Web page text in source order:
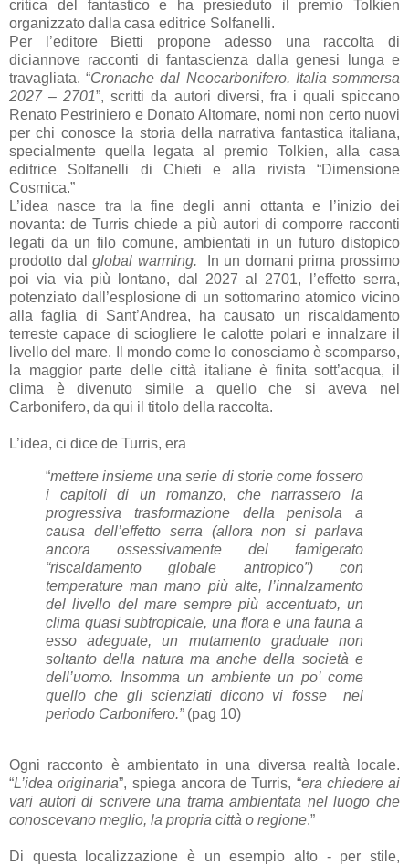
critica del fantastico e ha presieduto il premio Tolkien
organizzato dalla casa editrice Solfanelli.
Per l’editore Bietti propone adesso una raccolta di
diciannove racconti di fantascienza dalla genesi lunga e
travagliata. “Cronache dal Neocarbonifero. Italia sommersa
2027 – 2701”, scritti da autori diversi, fra i quali spiccano
Renato Pestriniero e Donato Altomare, nomi non certo nuovi
per chi conosce la storia della narrativa fantastica italiana,
specialmente quella legata al premio Tolkien, alla casa
editrice Solfanelli di Chieti e alla rivista “Dimensione
Cosmica.”
L’idea nasce tra la fine degli anni ottanta e l’inizio dei
novanta: de Turris chiede a più autori di comporre racconti
legati da un filo comune, ambientati in un futuro distopico
prodotto dalglobal warming.
In un domani prima prossimo
poi via via più lontano, dal 2027 al 2701, l’effetto serra,
potenziato dall’esplosione di un sottomarino atomico vicino
alla faglia di Sant’Andrea, ha causato un riscaldamento
terreste capace di sciogliere le calotte polari e innalzare il
livello del mare. Il mondo come lo conosciamo è scomparso,
la maggior parte delle città italiane è finita sott’acqua, il
clima è divenuto simile a quello che si aveva nel
Carbonifero, da qui il titolo della raccolta.
L’idea, ci dice de Turris, era
“mettere insieme una serie di storie come fossero
i capitoli di un romanzo, che narrassero la
progressiva trasformazione della penisola a
causa dell’effetto serra (allora non si parlava
ancora ossessivamente del famigerato
“riscaldamento globale antropico”) con
temperature man mano più alte, l’innalzamento
del livello del mare sempre più accentuato, un
clima quasi subtropicale, una flora e una fauna a
esso adeguate, un mutamento graduale non
soltanto della natura ma anche della società e
dell’uomo. Insomma un ambiente un po’ come
quello che gli scienziati dicono vi fosse nel
periodo Carbonifero.” (pag 10)
Ogni racconto è ambientato in una diversa realtà locale.
“L’idea originaria”, spiega ancora de Turris, “era chiedere ai
vari autori di scrivere una trama ambientata nel luogo che
conoscevano meglio, la propria città o regione.”
Di questa localizzazione è un esempio alto - per stile,